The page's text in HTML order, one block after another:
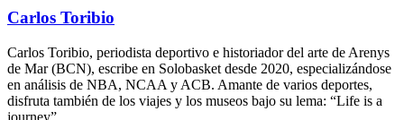
Carlos Toribio
Carlos Toribio, periodista deportivo e historiador del arte de Arenys
de Mar (BCN), escribe en Solobasket desde 2020, especializándose
en análisis de NBA, NCAA y ACB. Amante de varios deportes,
disfruta también de los viajes y los museos bajo su lema: “Life is a